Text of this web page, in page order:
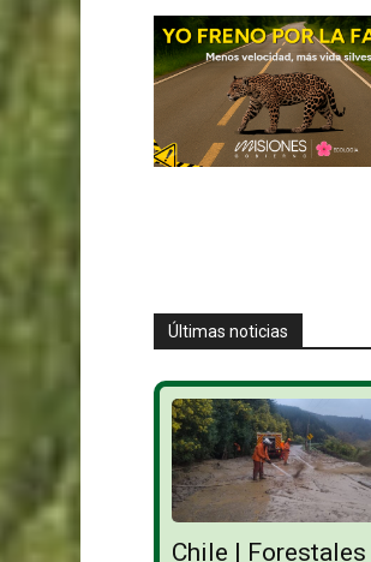
Últimas noticias
Chile | Forestales